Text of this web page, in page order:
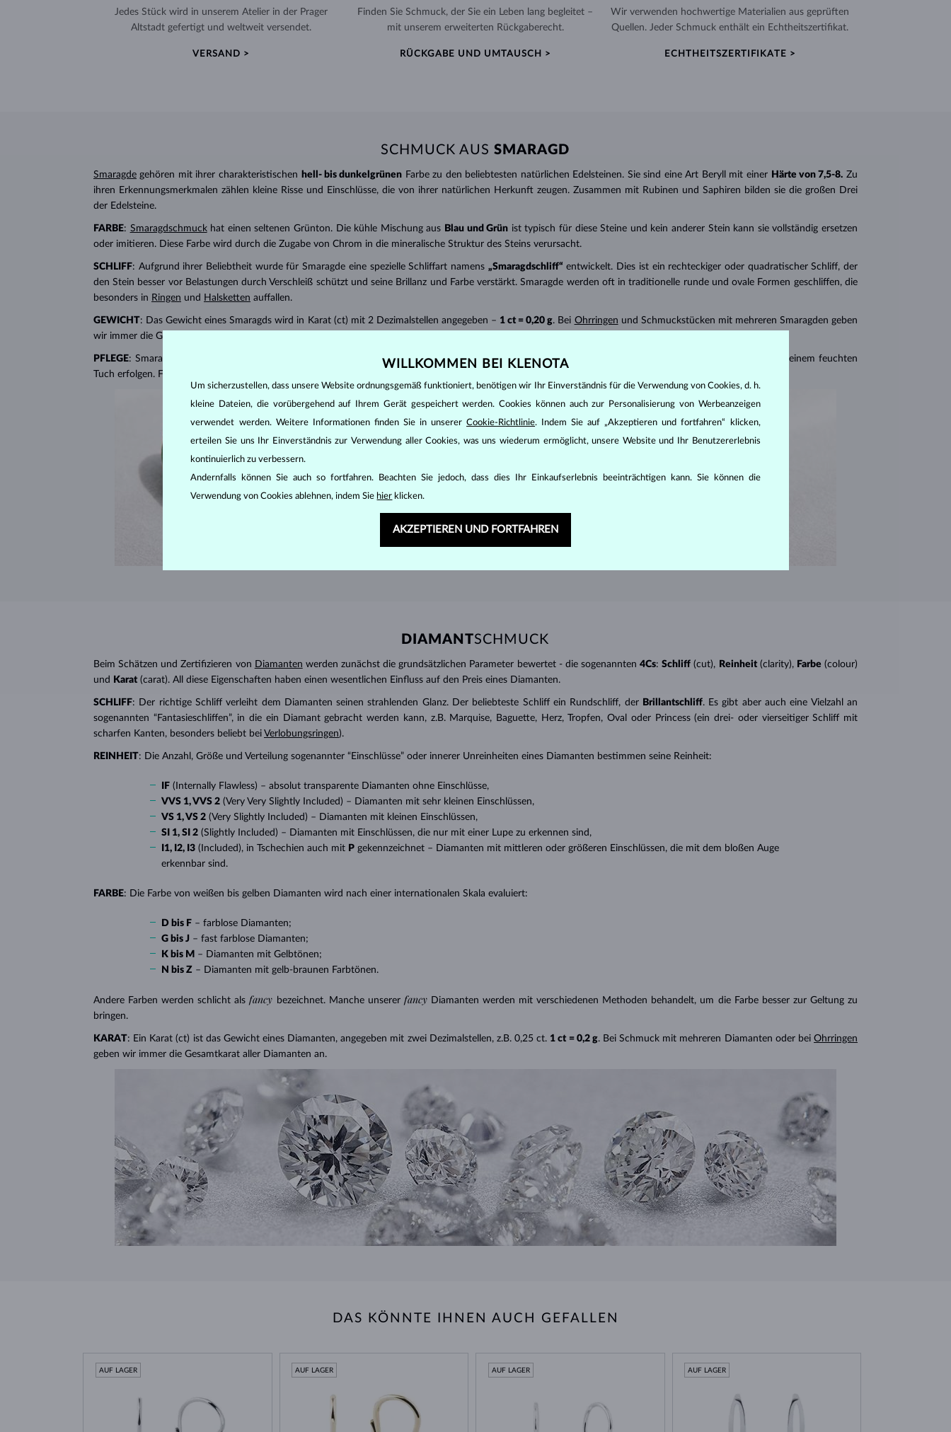
Jedes Stück wird in unserem Atelier in der Prager
Altstadt gefertigt und weltweit versendet.
VERSAND >
Finden Sie Schmuck, der Sie ein Leben lang begleitet –
mit unserem erweiterten Rückgaberecht.
RÜCKGABE UND UMTAUSCH >
Wir verwenden hochwertige Materialien aus geprüften
Quellen. Jeder Schmuck enthält ein Echtheitszertifikat.
ECHTHEITSZERTIFIKATE >
SCHMUCK AUS SMARAGD
Smaragde gehören mit ihrer charakteristischen hell- bis dunkelgrünen Farbe zu den beliebtesten natürlichen Edelsteinen. Sie sind eine Art Beryll mit einer Härte von 7,5-8. Zu
ihren Erkennungsmerkmalen zählen kleine Risse und Einschlüsse, die von ihrer natürlichen Herkunft zeugen. Zusammen mit Rubinen und Saphiren bilden sie die großen Drei
der Edelsteine.
FARBE: Smaragdschmuckhat einen seltenen Grünton. Die kühle Mischung aus Blau und Grün ist typisch für diese Steine ​​und kein anderer Stein kann sie vollständig ersetzen
oder imitieren. Diese Farbe wird durch die Zugabe von Chrom in die mineralische Struktur des Steins verursacht.
SCHLIFF: Aufgrund ihrer Beliebtheit wurde für Smaragde eine spezielle Schliffart namens „Smaragdschliff“ entwickelt. Dies ist ein rechteckiger oder quadratischer Schliff, der
den Stein besser vor Belastungen durch Verschleiß schützt und seine Brillanz und Farbe verstärkt. Smaragde werden oft in traditionelle runde und ovale Formen geschliffen, die
besonders in Ringen und Halsketten auffallen.
GEWICHT: Das Gewicht eines Smaragds wird in Karat (ct) mit 2 Dezimalstellen angegeben – 1 ct = 0,20 g. Bei Ohrringen und Schmuckstücken mit mehreren Smaragden geben
wir immer die Gesamtkaratzahl aller Steine ​​an.
PFLEGE: Smaragde sind zerbrechlich und relativ empfindlich, daher sollten Sie Stöße oder heißes Wasser vermeiden. Die Reinigung sollte idealerweise nur mit einem feuchten
Tuch erfolgen. Für ein schönes Gesamtbild reiben Sie den Smaragd mit einem in Öl getauchten Wattestäbchen ab.
DIAMANTSCHMUCK
Beim Schätzen und Zertifizieren von Diamanten werden zunächst die grundsätzlichen Parameter bewertet - die sogenannten 4Cs: Schliff (cut), Reinheit (clarity), Farbe (colour)
und
Karat (carat). All diese Eigenschaften haben einen wesentlichen Einfluss auf den Preis eines Diamanten.
SCHLIFF: Der richtige Schliff verleiht dem Diamanten seinen strahlenden Glanz. Der beliebteste Schliff ein Rundschliff, der Brillantschliff. Es gibt aber auch eine Vielzahl an
sogenannten “Fantasieschliffen”, in die ein Diamant gebracht werden kann, z.B. Marquise, Baguette, Herz, Tropfen, Oval oder Princess (ein drei- oder vierseitiger Schliff mit
scharfen Kanten, besonders beliebt bei Verlobungsringen).
REINHEIT: Die Anzahl, Größe und Verteilung sogenannter “Einschlüsse” oder innerer Unreinheiten eines Diamanten bestimmen seine Reinheit:
IF (Internally Flawless) – absolut transparente Diamanten ohne Einschlüsse,
VVS 1, VVS 2 (Very Very Slightly Included) – Diamanten mit sehr kleinen Einschlüssen,
VS 1, VS 2 (Very Slightly Included) – Diamanten mit kleinen Einschlüssen,
SI 1, SI 2 (Slightly Included) – Diamanten mit Einschlüssen, die nur mit einer Lupe zu erkennen sind,
I1, I2, I3 (Included), in Tschechien auch mit P gekennzeichnet – Diamanten mit mittleren oder größeren Einschlüssen, die mit dem bloßen Auge
erkennbar sind.
FARBE: Die Farbe von weißen bis gelben Diamanten wird nach einer internationalen Skala evaluiert:
D bis F – farblose Diamanten;
G bis J – fast farblose Diamanten;
K bis M – Diamanten mit Gelbtönen;
N bis Z – Diamanten mit gelb-braunen Farbtönen.
Andere Farben werden schlicht als fancy bezeichnet. Manche unserer fancy Diamanten werden mit verschiedenen Methoden behandelt, um die Farbe besser zur Geltung zu
bringen.
KARAT: Ein Karat (ct) ist das Gewicht eines Diamanten, angegeben mit zwei Dezimalstellen, z.B. 0,25 ct. 1 ct = 0,2 g. Bei Schmuck mit mehreren Diamanten oder bei Ohrringen
geben wir immer die Gesamtkarat aller Diamanten an.
DAS KÖNNTE IHNEN AUCH GEFALLEN
AUF LAGER AUF LAGER AUF LAGER AUF LAGER
WILLKOMMEN BEI KLENOTA
Um sicherzustellen, dass unsere Website ordnungsgemäß funktioniert, benötigen wir Ihr Einverständnis für die Verwendung von Cookies, d. h.
kleine Dateien, die vorübergehend auf Ihrem Gerät gespeichert werden. Cookies können auch zur Personalisierung von Werbeanzeigen
verwendet werden. Weitere Informationen finden Sie in unsererCookie-Richtlinie. Indem Sie auf „Akzeptieren und fortfahren“ klicken,
erteilen Sie uns Ihr Einverständnis zur Verwendung aller Cookies, was uns wiederum ermöglicht, unsere Website und Ihr Benutzererlebnis
kontinuierlich zu verbessern.
Andernfalls können Sie auch so fortfahren. Beachten Sie jedoch, dass dies Ihr Einkaufserlebnis beeinträchtigen kann. Sie können die
Verwendung von Cookies ablehnen, indem Sie hier klicken.
AKZEPTIEREN UND FORTFAHREN